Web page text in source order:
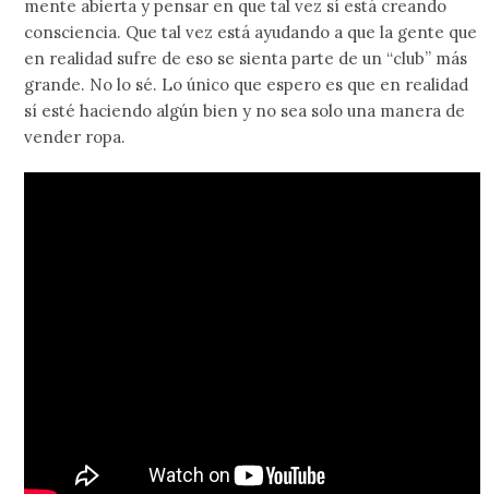
mente abierta y pensar en que tal vez sí está creando
consciencia. Que tal vez está ayudando a que la gente que
en realidad sufre de eso se sienta parte de un “club” más
grande. No lo sé. Lo único que espero es que en realidad
sí esté haciendo algún bien y no sea solo una manera de
vender ropa.